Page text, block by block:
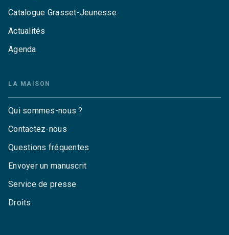
Catalogue Grasset-Jeunesse
Actualités
Agenda
LA MAISON
Qui sommes-nous ?
Contactez-nous
Questions fréquentes
Envoyer un manuscrit
Service de presse
Droits